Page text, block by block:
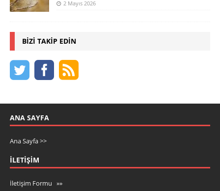
2 Mayıs 2026
BIZI TAKIP EDIN
ANA SAYFA
Ana Sayfa >>
İLETIŞIM
İletişim Formu »»